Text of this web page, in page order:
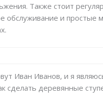
Также стоит
обслуживание и простые
Иван Иванов, и я
сделать деревянные